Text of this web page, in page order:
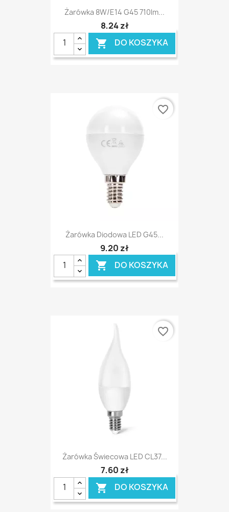
Żarówka 8W/E14 G45 710lm...
8,24 zł
 DO KOSZYKA
Żarówka Diodowa LED G45...
9,20 zł
 DO KOSZYKA
favorite_border
Żarówka Świecowa LED CL37...
7,60 zł
 DO KOSZYKA
favorite_border